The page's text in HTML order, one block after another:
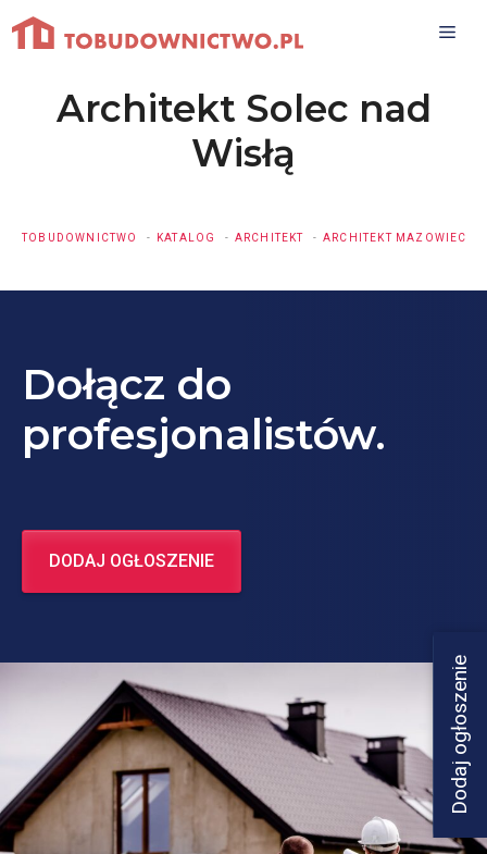
Przejdź
do
Architekt Solec nad
Wisłą
TOBUDOWNICTWO KATALOG ARCHITEKT ARCHITEKT MAZOWIECKIE
Dodaj ogłoszenie
Dołącz do
profesjonalistów.
DODAJ OGŁOSZENIE